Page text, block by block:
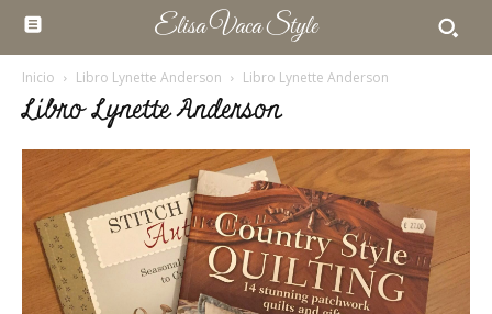
Elisa Vaca Style
Inicio Libro Lynette Anderson Libro Lynette Anderson
Libro Lynette Anderson